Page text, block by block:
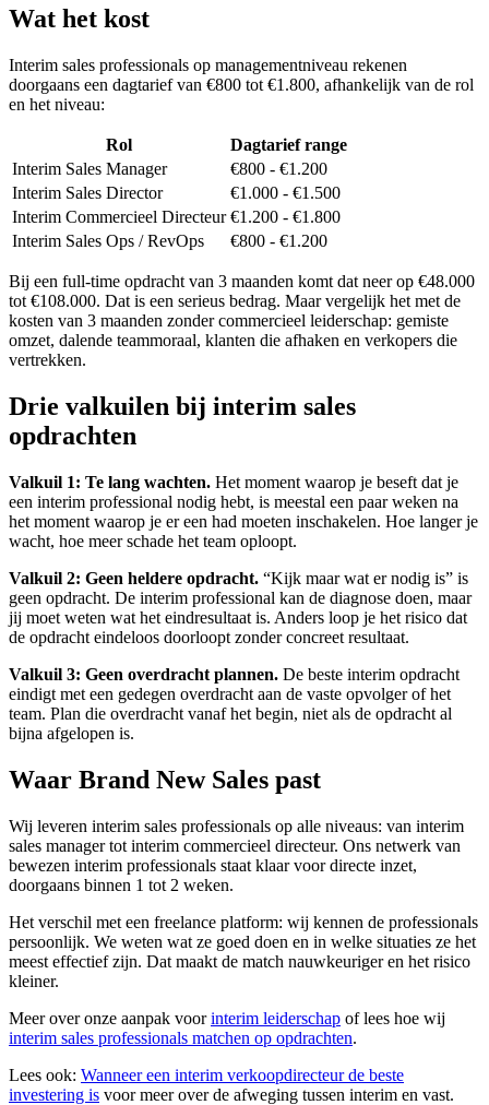
Wat het kost
Interim sales professionals op managementniveau rekenen
doorgaans een dagtarief van €800 tot €1.800, afhankelijk van de rol
en het niveau:
Rol
Dagtarief range
Interim Sales Manager
€800 - €1.200
Interim Sales Director
€1.000 - €1.500
Interim Commercieel Directeur €1.200 - €1.800
Interim Sales Ops / RevOps
€800 - €1.200
Bij een full-time opdracht van 3 maanden komt dat neer op €48.000
tot €108.000. Dat is een serieus bedrag. Maar vergelijk het met de
kosten van 3 maanden zonder commercieel leiderschap: gemiste
omzet, dalende teammoraal, klanten die afhaken en verkopers die
vertrekken.
Drie valkuilen bij interim sales
opdrachten
Valkuil 1: Te lang wachten. Het moment waarop je beseft dat je
een interim professional nodig hebt, is meestal een paar weken na
het moment waarop je er een had moeten inschakelen. Hoe langer je
wacht, hoe meer schade het team oploopt.
Valkuil 2: Geen heldere opdracht. “Kijk maar wat er nodig is” is
geen opdracht. De interim professional kan de diagnose doen, maar
jij moet weten wat het eindresultaat is. Anders loop je het risico dat
de opdracht eindeloos doorloopt zonder concreet resultaat.
Valkuil 3: Geen overdracht plannen. De beste interim opdracht
eindigt met een gedegen overdracht aan de vaste opvolger of het
team. Plan die overdracht vanaf het begin, niet als de opdracht al
bijna afgelopen is.
Waar Brand New Sales past
Wij leveren interim sales professionals op alle niveaus: van interim
sales manager tot interim commercieel directeur. Ons netwerk van
bewezen interim professionals staat klaar voor directe inzet,
doorgaans binnen 1 tot 2 weken.
Het verschil met een freelance platform: wij kennen de professionals
persoonlijk. We weten wat ze goed doen en in welke situaties ze het
meest effectief zijn. Dat maakt de match nauwkeuriger en het risico
kleiner.
Meer over onze aanpak voorinterim leiderschap of lees hoe wij
interim sales professionals matchen op opdrachten.
Lees ook: Wanneer een interim verkoopdirecteur de beste
investering is voor meer over de afweging tussen interim en vast.